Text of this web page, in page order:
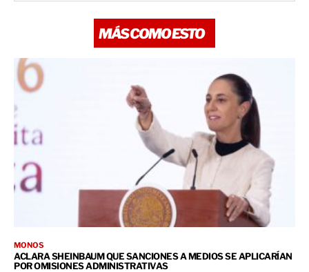
MÁS COMO ESTO
MONOS
ACLARA SHEINBAUM QUE SANCIONES A MEDIOS SE APLICARÍAN
POR OMISIONES ADMINISTRATIVAS